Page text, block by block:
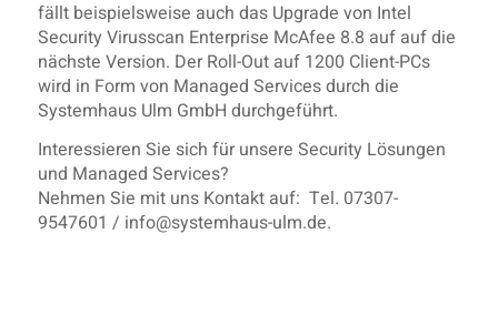
fällt beispielsweise auch das Upgrade von Intel
Security Virusscan Enterprise McAfee 8.8 auf auf die
nächste Version. Der Roll-Out auf 1200 Client-PCs
wird in Form von Managed Services durch die
Systemhaus Ulm GmbH durchgeführt.
Interessieren Sie sich für unsere Security Lösungen
und Managed Services?
Nehmen Sie mit uns Kontakt auf: Tel. 07307-
9547601 / info@systemhaus-ulm.de.